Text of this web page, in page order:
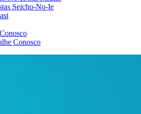
Seicho-No-Ie
Conosco